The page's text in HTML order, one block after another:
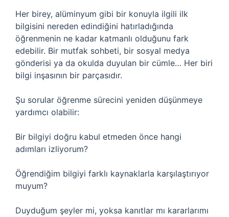
Her birey, alüminyum gibi bir konuyla ilgili ilk
bilgisini nereden edindiğini hatırladığında
öğrenmenin ne kadar katmanlı olduğunu fark
edebilir. Bir mutfak sohbeti, bir sosyal medya
gönderisi ya da okulda duyulan bir cümle… Her biri
bilgi inşasının bir parçasıdır.
Şu sorular öğrenme sürecini yeniden düşünmeye
yardımcı olabilir:
Bir bilgiyi doğru kabul etmeden önce hangi
adımları izliyorum?
Öğrendiğim bilgiyi farklı kaynaklarla karşılaştırıyor
muyum?
Duyduğum şeyler mi, yoksa kanıtlar mı kararlarımı